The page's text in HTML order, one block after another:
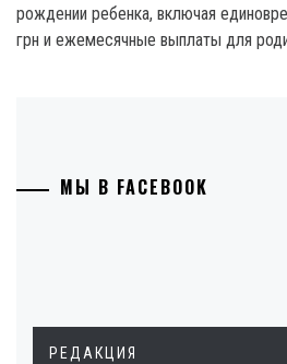
рождении ребенка, включая
грн и ежемесячные выплаты для
МЫ В FACEBOOK
РЕДАКЦИЯ